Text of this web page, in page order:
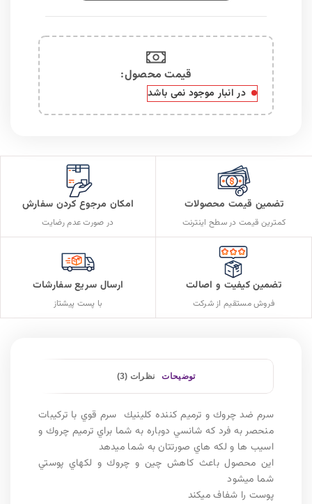
قیمت محصول:​
در انبار موجود نمی باشد
تضمین قیمت محصولات
کمترین قیمت در سطح اینترنت
امکان مرجوع کردن سفارش
در صورت عدم رضایت
تضمین کیفیت و اصالت
فروش مستقیم از شرکت
ارسال سریع سفارشات
با پست پیشتاز
توضیحات نظرات (3)
سرم ضد چروك و ترميم كننده كلينيك سرم قوي با تركيبات
منحصر به فرد كه شانسي دوباره به شما براي ترميم چروك و
اسيب ها و لكه هاي صورتتان به شما ميدهد
اين محصول باعث كاهش چين و چروك و لكهاي پوستي
شما ميشود
پوست را شفاف ميكند